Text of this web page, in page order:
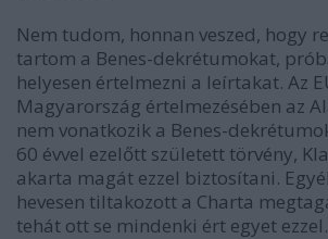
Nem tudom, honnan veszed, hogy
tartom a Benes-dekrétumokat,
helyesen értelmezni a leírtakat. Az
Magyarország értelmezésében az
nem vonatkozik a Benes-
60 évvel ezelőtt született törvény,
akarta magát ezzel biztosítani.
hevesen tiltakozott a Charta
tehát ott se mindenki ért egyet ezzel.